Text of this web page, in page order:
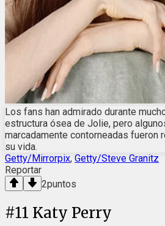
Los fans han admirado durante
estructura ósea de Jolie, pero
marcadamente contorneadas fueron
su vida.
Getty/Mirrorpix, Getty/Steve Granitz
Reportar
2puntos
#11 Katy Perry